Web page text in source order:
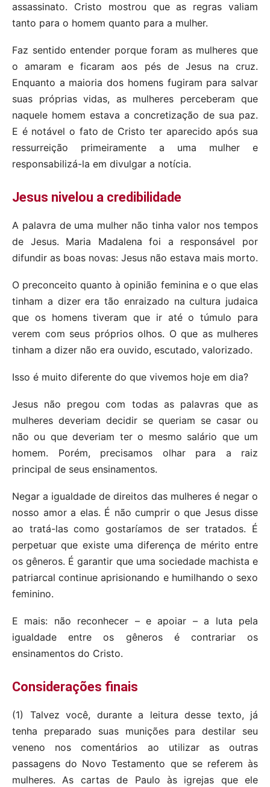
assassinato. Cristo mostrou que as regras valiam
tanto para o homem quanto para a mulher.
Faz sentido entender porque foram as mulheres que
o amaram e ficaram aos pés de Jesus na cruz.
Enquanto a maioria dos homens fugiram para salvar
suas próprias vidas, as mulheres perceberam que
naquele homem estava a concretização de sua paz.
E é notável o fato de Cristo ter aparecido após sua
ressurreição primeiramente a uma mulher e
responsabilizá-la em divulgar a notícia.
Jesus nivelou a credibilidade
A palavra de uma mulher não tinha valor nos tempos
de Jesus. Maria Madalena foi a responsável por
difundir as boas novas: Jesus não estava mais morto.
O preconceito quanto à opinião feminina e o que elas
tinham a dizer era tão enraizado na cultura judaica
que os homens tiveram que ir até o túmulo para
verem com seus próprios olhos. O que as mulheres
tinham a dizer não era ouvido, escutado, valorizado.
Isso é muito diferente do que vivemos hoje em dia?
Jesus não pregou com todas as palavras que as
mulheres deveriam decidir se queriam se casar ou
não ou que deveriam ter o mesmo salário que um
homem. Porém, precisamos olhar para a raiz
principal de seus ensinamentos.
Negar a igualdade de direitos das mulheres é negar o
nosso amor a elas. É não cumprir o que Jesus disse
ao tratá-las como gostaríamos de ser tratados. É
perpetuar que existe uma diferença de mérito entre
os gêneros. É garantir que uma sociedade machista e
patriarcal continue aprisionando e humilhando o sexo
feminino.
E mais: não reconhecer – e apoiar – a luta pela
igualdade entre os gêneros é contrariar os
ensinamentos do Cristo.
Considerações finais
(1) Talvez você, durante a leitura desse texto, já
tenha preparado suas munições para destilar seu
veneno nos comentários ao utilizar as outras
passagens do Novo Testamento que se referem às
mulheres. As cartas de Paulo às igrejas que ele